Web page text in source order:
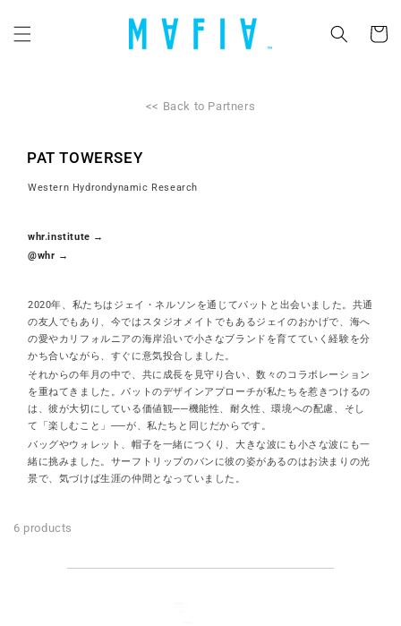
進む
ー
<< Back to Partners
PAT TOWERSEY
Western Hydrondynamic Research
whr.institute →
@whr →
2020年、私たちはジェイ・ネルソンを通じてパットと出会いました。共通
の友人でもあり、今ではスタジオメイトでもあるジェイのおかげで、海へ
の愛やカリフォルニアの海岸沿いで小さなブランドを育てていく経験を分
かち合いながら、すぐに意気投合しました。
それからの年月の中で、共に成長を見守り合い、数々のコラボレーション
を重ねてきました。パットのデザインアプローチが私たちを惹きつけるの
は、彼が大切にしている価値観──機能性、耐久性、環境への配慮、そし
て「楽しむこと」──が、私たちと同じだからです。
バッグやウォレット、帽子を一緒につくり、大きな波にも小さな波にも一
緒に挑みました。サーフトリップのバンに彼の姿があるのはお決まりの光
景で、気づけば生涯の仲間となっていました。
6 products